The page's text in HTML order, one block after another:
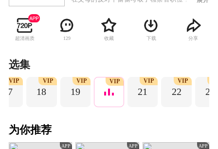
格格不入。职场上的犯错，生活上的不接地气，
让这位大小姐一度陷入低谷，质疑梦想的真谛。
直到律师任天宇（张昊唯 饰）如欢喜冤家一般出
官，而任天宇身上的秘密也渐渐浮现。
超清画质 129 收藏 下载 分享
选集
17
VIP
18
VIP
19
VIP VIP
21
VIP
22
VIP
23
为你推荐
APP APP APP